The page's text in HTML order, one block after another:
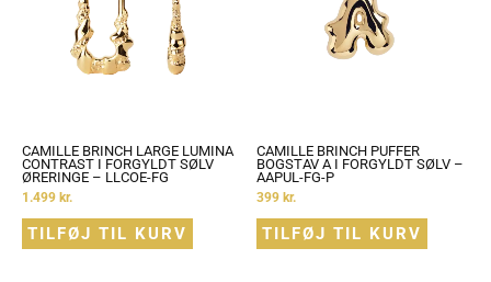
CAMILLE BRINCH LARGE LUMINA
CONTRAST I FORGYLDT SØLV
ØRERINGE – LLCOE-FG
1.499 kr.
TILFØJ TIL KURV
CAMILLE BRINCH PUFFER
BOGSTAV A I FORGYLDT SØLV –
AAPUL-FG-P
399 kr.
TILFØJ TIL KURV